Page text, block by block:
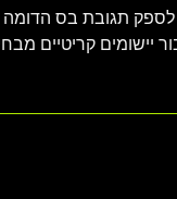
לספק תגובת בס הדומה
ואידיאלי עבור יישומים קריטיים